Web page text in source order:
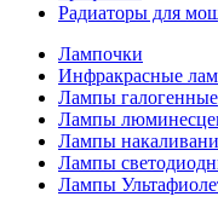
Радиаторы для
Лампочки
Инфракрасные
Лампы галогенные
Лампы
Лампы
Лампы
Лампы